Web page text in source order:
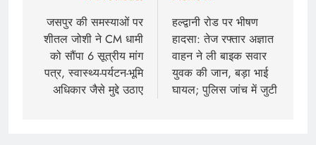
जसपुर की समस्याओं पर
शीतल जोशी ने CM धामी
को सौंपा 6 सूत्रीय मांग
पत्र, स्वास्थ्य-पर्यटन-भूमि
अधिकार जैसे मुद्दे उठाए
हल्द्वानी रोड पर भीषण
हादसा: तेज रफ्तार अज्ञात
वाहन ने ली बाइक सवार
युवक की जान, बड़ा भाई
घायल; पुलिस जांच में जुटी